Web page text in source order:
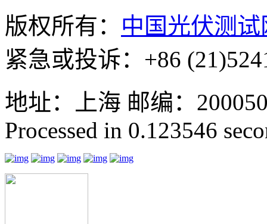
版权所有： 中国光伏测试
紧急或投诉：+86
地址：上海 邮编：
Processed in 0.123546